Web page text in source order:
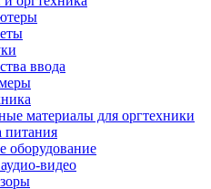
ввода
материалы для оргтехники
питания
оборудование
видео